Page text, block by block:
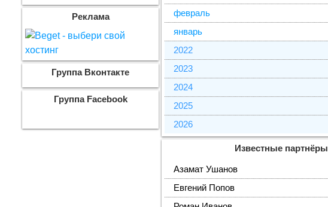
февраль
январь
2022
2023
2024
2025
2026
Известные партнёры
Азамат Ушанов
Евгений Попов
Реклама
Группа Вконтакте
Группа Facebook